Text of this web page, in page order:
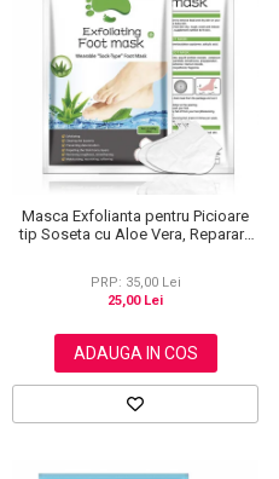
Masca Exfolianta pentru Picioare
tip Soseta cu Aloe Vera, Reparare
PRP: 35,00 Lei
25,00 Lei
ADAUGA IN COS